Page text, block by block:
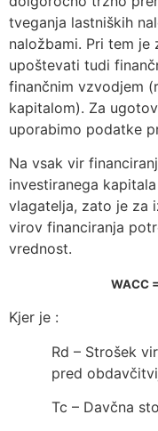
tveganja lastniških
naložbami. Pri tem
upoštevati tudi
finančnim vzvodjem
kapitalom). Za
uporabimo podatke
Na vsak vir
investiranega
vlagatelja, zato je za
virov financiranja
vrednost.
WACC
Kjer je :
Rd – Strošek
pred
Tc – Davčna